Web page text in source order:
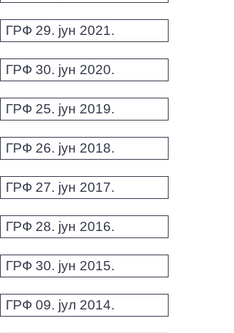
ГРФ 29. јун 2021.
ГРФ 30. јун 2020.
ГРФ 25. јун 2019.
ГРФ 26. јун 2018.
ГРФ 27. јун 2017.
ГРФ 28. јун 2016.
ГРФ 30. јун 2015.
ГРФ 09. јул 2014.